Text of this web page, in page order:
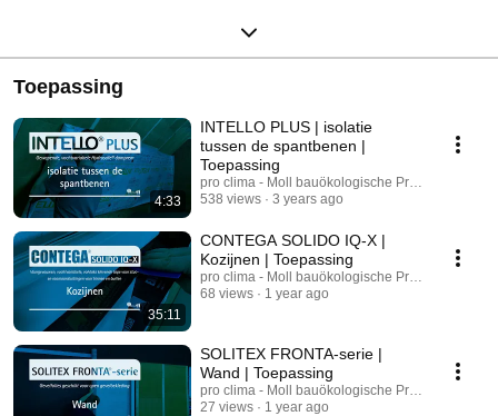
Toepassing
4:33
INTELLO PLUS | isolatie
tussen de spantbenen |
Toepassing
pro clima - Moll bauökologische Produkte GmbH
538 views
3 years ago
35:11
CONTEGA SOLIDO IQ-X |
Kozijnen | Toepassing
pro clima - Moll bauökologische Produkte GmbH
68 views
1 year ago
SOLITEX FRONTA-serie |
Wand | Toepassing
pro clima - Moll bauökologische Produkte GmbH
27 views
1 year ago